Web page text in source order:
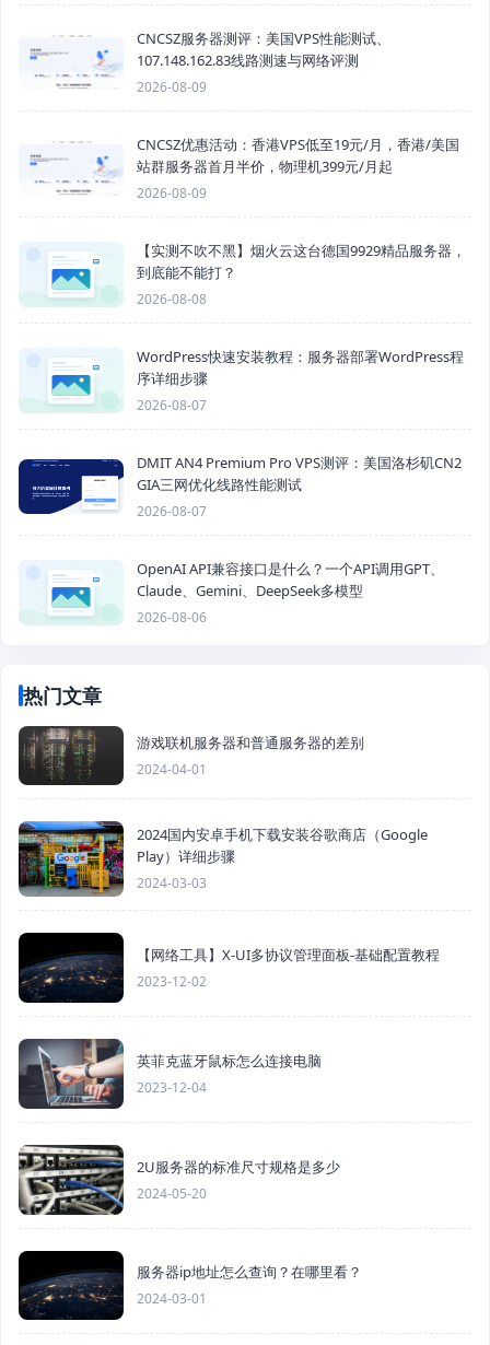
CNCSZ服务器测评：美国VPS性能测试、
107.148.162.83线路测速与网络评测
2026-08-09
CNCSZ优惠活动：香港VPS低至19元/月，香港/美国
站群服务器首月半价，物理机399元/月起
2026-08-09
【实测不吹不黑】烟火云这台德国9929精品服务器，
到底能不能打？
2026-08-08
WordPress快速安装教程：服务器部署WordPress程
序详细步骤
2026-08-07
DMIT AN4 Premium Pro VPS测评：美国洛杉矶CN2
GIA三网优化线路性能测试
2026-08-07
OpenAI API兼容接口是什么？一个API调用GPT、
Claude、Gemini、DeepSeek多模型
2026-08-06
热门文章
游戏联机服务器和普通服务器的差别
2024-04-01
2024国内安卓手机下载安装谷歌商店（Google
Play）详细步骤
2024-03-03
【网络工具】X-UI多协议管理面板-基础配置教程
2023-12-02
英菲克蓝牙鼠标怎么连接电脑
2023-12-04
2U服务器的标准尺寸规格是多少
2024-05-20
服务器ip地址怎么查询？在哪里看？
2024-03-01